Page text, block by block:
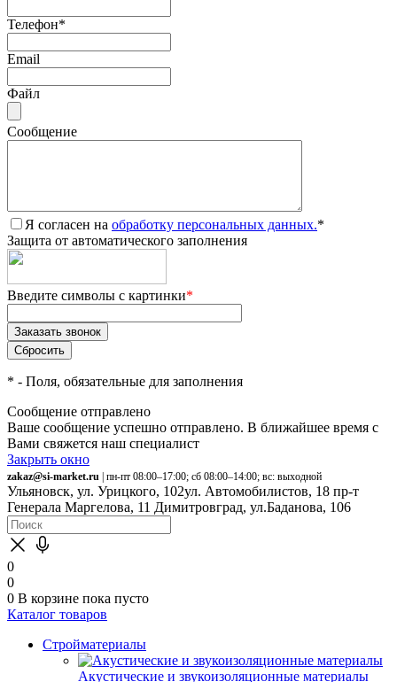
Телефон*
Email
Файл
Сообщение
Я согласен на обработку персональных данных.*
Защита от автоматического заполнения
Введите символы с картинки*
* - Поля, обязательные для заполнения
Сообщение отправлено
Ваше сообщение успешно отправлено. В ближайшее время с
Вами свяжется наш специалист
Закрыть окно
zakaz@si-market.ru | пн-пт 08:00–17:00; сб 08:00–14:00; вс: выходной
Ульяновск, ул. Урицкого, 102ул. Автомобилистов, 18 пр-т
Генерала Маргелова, 11 Димитровград, ул.Баданова, 106
0
0
0 В корзине пока пусто
Каталог товаров
Стройматериалы
Акустические и звукоизоляционные материалы